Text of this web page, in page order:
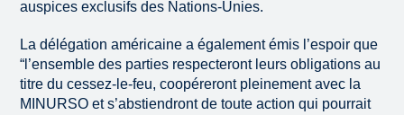
auspices exclusifs des Nations-Unies.
La délégation américaine a également émis l’espoir que
“l’ensemble des parties respecteront leurs obligations au
titre du cessez-le-feu, coopéreront pleinement avec la
MINURSO et s’abstiendront de toute action qui pourrait